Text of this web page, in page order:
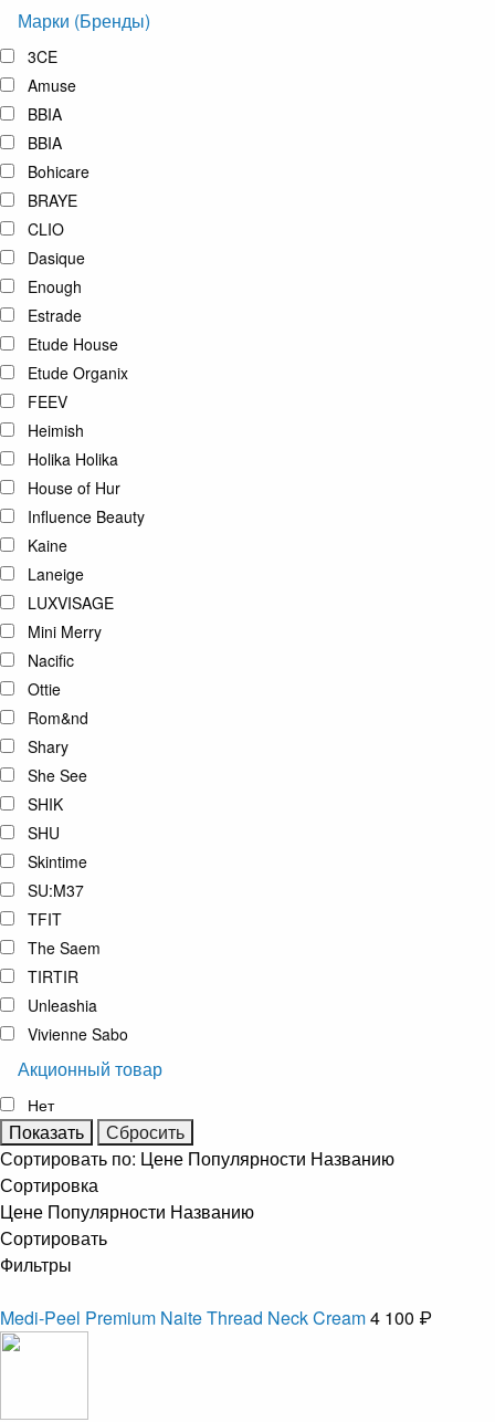
Марки (Бренды)
3CE
Amuse
BBIA
BBIA
Bohicare
BRAYE
CLIO
Dasique
Enough
Estrade
Etude House
Etude Organix
FEEV
Heimish
Holika Holika
House of Hur
Influence Beauty
Kaine
Laneige
LUXVISAGE
Mini Merry
Nacific
Ottie
Rom&nd
Shary
She See
SHIK
SHU
Skintime
SU:M37
TFIT
The Saem
TIRTIR
Unleashia
Vivienne Sabo
Акционный товар
Нет
Сортировать по: Цене Популярности Названию
Сортировка
Цене Популярности Названию
Сортировать
Фильтры
Medi-Peel Premium Naite Thread Neck Cream4 100 ₽